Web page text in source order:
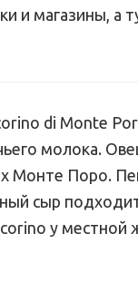
и магазины, а
di Monte
молока.
Монте Поро.
сыр
у